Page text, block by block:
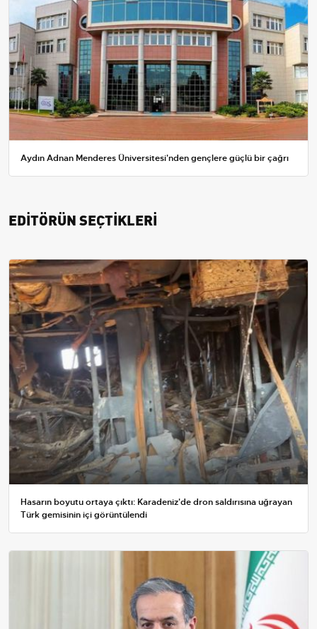
Aydın Adnan Menderes Üniversitesi'nden gençlere güçlü bir çağrı
EDİTÖRÜN SEÇTİKLERİ
Hasarın boyutu ortaya çıktı: Karadeniz'de dron saldırısına uğrayan
Türk gemisinin içi görüntülendi